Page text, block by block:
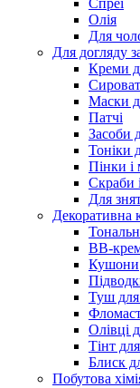
Спреї
Олія
Для
Для догляду
Креми
Маски
Патчі
Засоби
Тоніки
Пінки і
Скраби
Для
Декоративна
BB-
Кушони
Туш для
Олівці
Тінт
Блиск
Побутова